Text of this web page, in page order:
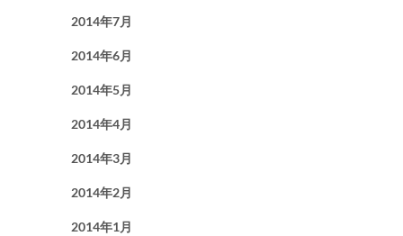
2014年7月
2014年6月
2014年5月
2014年4月
2014年3月
2014年2月
2014年1月